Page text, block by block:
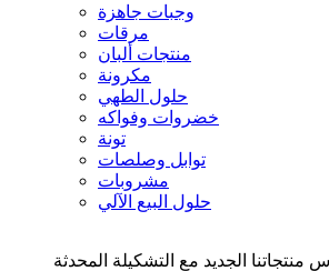
وجبات جاهزة
مرقات
منتجات ألبان
مكرونة
حلول الطهي
خضروات وفواكه
تونة
توابل وصلصات
مشروبات
حلول البيع الآلي
الجديد مع التشكيلة المحدثة